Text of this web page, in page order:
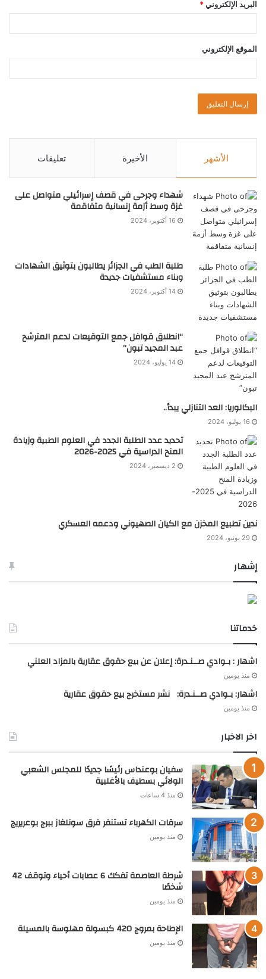
البريد الإلكتروني *
الموقع الإلكتروني
الأشهر الأخيرة تعليقات
شهداء وجرحى في قصف إسرائيلي متواصل على
غزة وسط أزمة إنسانية متفاقمة
16 أكتوبر، 2024
طلبة الطب في الجزائر يطالبون بتوثيق الشهادات
وبناء مستشفيات جديدة
14 أكتوبر، 2024
“انطلاق قوافل جمع التوقيعات لدعم المترشح
عبد المجيد تبون”
14 يوليو، 2024
البكالوريا: العد التنازلي يبدأ..
16 يوليو، 2024
تحديد عدد الطلبة الجدد في العلوم الطبية وزيادة
المنح الدراسية في 2025-2026
2 ديسمبر، 2024
ندين تطبيع المخزن مع الكيان الصهيوني ودعمه العسكري
29 يونيو، 2024
إشهار
خدماتنا
اشهار : بـوادي صــنـدرة: إعلان عن بيع حقوق عقارية بالمزاد العلني
منذ يومين
اشهار: بـوادي صــنـدرة: نشر مستخرج بيع حقوق عقارية
منذ يومين
اخر الاخبار
سفيان بوعنداس رئيسًا جديدًا للمجلس الشعبي
الولائي بسطيف بالأغلبية
منذ 4 ساعات
سرقات الكهرباء تستنفر فرق سونلغاز ببرج بوعريريج
منذ يومين
شرطة العاصمة تفكك 6 عصابات أحياء وتوقف 42
شخصًا
منذ يومين
الإطاحة بمروج 420 كبسولة مهلوسة بالمسيلة
منذ يومين